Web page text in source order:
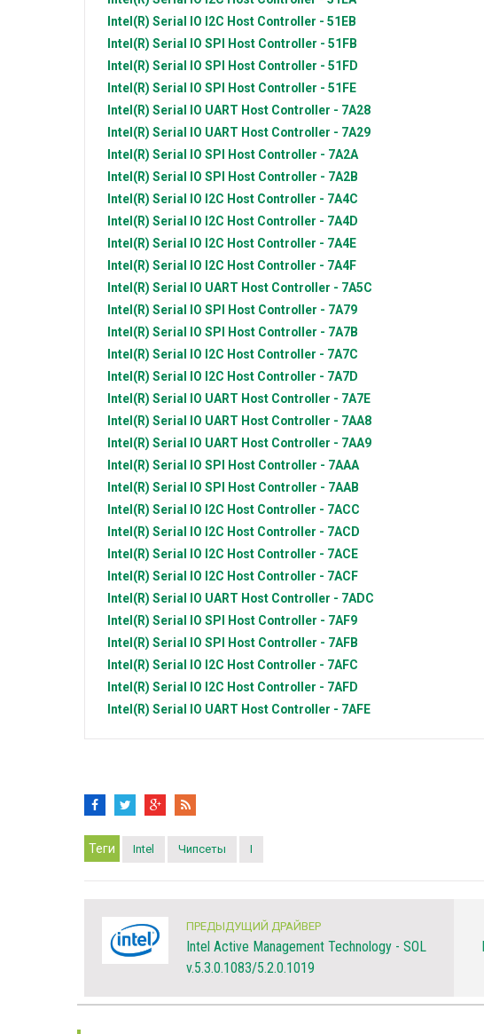
Intel(R) Serial IO I2C Host Controller - 51EB
Intel(R) Serial IO SPI Host Controller - 51FB
Intel(R) Serial IO SPI Host Controller - 51FD
Intel(R) Serial IO SPI Host Controller - 51FE
Intel(R) Serial IO UART Host Controller - 7A28
Intel(R) Serial IO UART Host Controller - 7A29
Intel(R) Serial IO SPI Host Controller - 7A2A
Intel(R) Serial IO SPI Host Controller - 7A2B
Intel(R) Serial IO I2C Host Controller - 7A4C
Intel(R) Serial IO I2C Host Controller - 7A4D
Intel(R) Serial IO I2C Host Controller - 7A4E
Intel(R) Serial IO I2C Host Controller - 7A4F
Intel(R) Serial IO UART Host Controller - 7A5C
Intel(R) Serial IO SPI Host Controller - 7A79
Intel(R) Serial IO SPI Host Controller - 7A7B
Intel(R) Serial IO I2C Host Controller - 7A7C
Intel(R) Serial IO I2C Host Controller - 7A7D
Intel(R) Serial IO UART Host Controller - 7A7E
Intel(R) Serial IO UART Host Controller - 7AA8
Intel(R) Serial IO UART Host Controller - 7AA9
Intel(R) Serial IO SPI Host Controller - 7AAA
Intel(R) Serial IO SPI Host Controller - 7AAB
Intel(R) Serial IO I2C Host Controller - 7ACC
Intel(R) Serial IO I2C Host Controller - 7ACD
Intel(R) Serial IO I2C Host Controller - 7ACE
Intel(R) Serial IO I2C Host Controller - 7ACF
Intel(R) Serial IO UART Host Controller - 7ADC
Intel(R) Serial IO SPI Host Controller - 7AF9
Intel(R) Serial IO SPI Host Controller - 7AFB
Intel(R) Serial IO I2C Host Controller - 7AFC
Intel(R) Serial IO I2C Host Controller - 7AFD
Intel(R) Serial IO UART Host Controller - 7AFE
Теги Intel Чипсеты I
ПРЕДЫДУЩИЙ ДРАЙВЕР
Intel Active Management Technology - SOL
v.5.3.0.1083/5.2.0.1019